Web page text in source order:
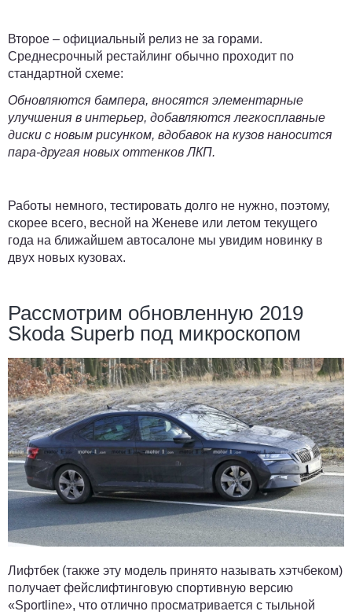
Второе – официальный релиз не за горами.
Среднесрочный рестайлинг обычно проходит по
стандартной схеме:
Обновляются бампера, вносятся элементарные
улучшения в интерьер, добавляются легкосплавные
диски с новым рисунком, вдобавок на кузов наносится
пара-другая новых оттенков ЛКП.
Работы немного, тестировать долго не нужно, поэтому,
скорее всего, весной на Женеве или летом текущего
года на ближайшем автосалоне мы увидим новинку в
двух новых кузовах.
Рассмотрим обновленную 2019
Skoda Superb под микроскопом
Лифтбек (также эту модель принято называть хэтчбеком)
получает фейслифтинговую спортивную версию
«Sportline», что отлично просматривается с тыльной